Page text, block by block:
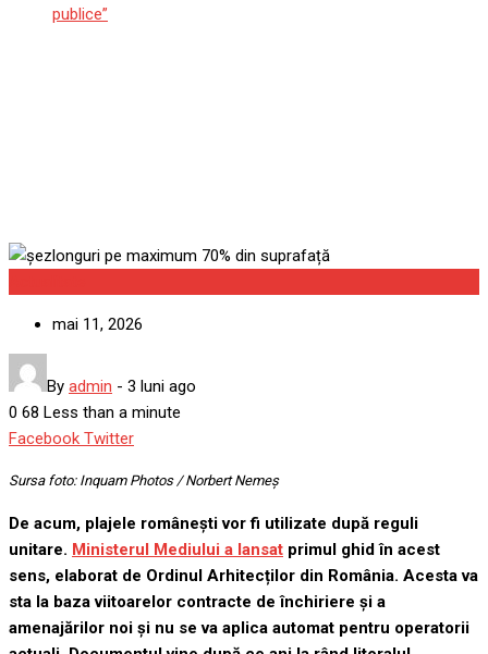
publice”
mai 11, 2026
By admin - 3 luni ago
0 68 Less than a minute
Facebook TwitterGoogle+
LinkedIn
Whatsapp
StumbleUpon
Tumblr
Pinterest
Reddit
Share
Email
Print
Sursa foto: Inquam Photos / Norbert Nemeș
De acum, plajele românești vor fi utilizate după reguli
unitare. Ministerul Mediului a lansat primul ghid în acest
sens, elaborat de Ordinul Arhitecților din România. Acesta va
sta la baza viitoarelor contracte de închiriere și a
amenajărilor noi și nu se va aplica automat pentru operatorii